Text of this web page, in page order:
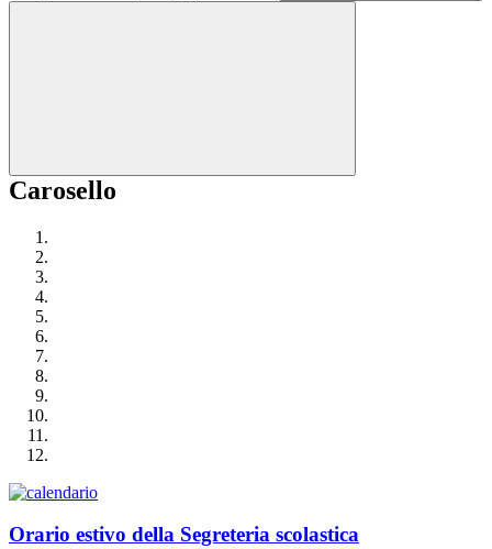
Carosello
Orario estivo della Segreteria scolastica